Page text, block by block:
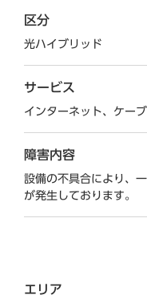
区分
光ハイブリッド
サービス
インターネット、ケー
障害内容
設備の不具合により、
が発生しております。
エリア